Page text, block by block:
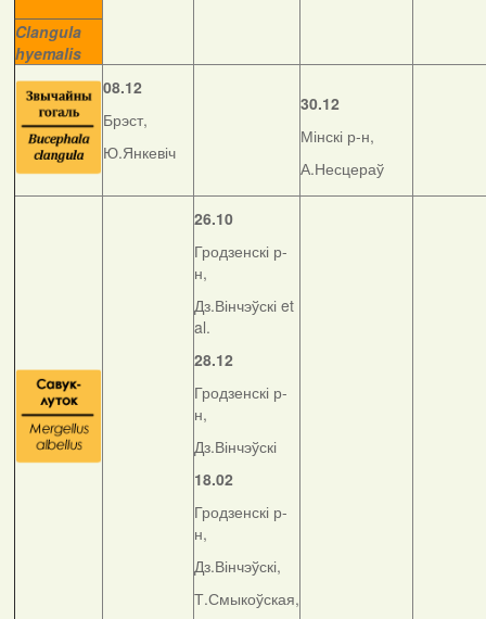
Clangula
hyemalis
08.12
Брэст,
Ю.Янкевіч
30.12
Мінскі р-н,
А.Несцераў
26.10
Гродзенскі р-
н,
Дз.Вінчэўскі et
al.
28.12
Гродзенскі р-
н,
Дз.Вінчэўскі
18.02
Гродзенскі р-
н,
Дз.Вінчэўскі,
Т.Смыкоўская,